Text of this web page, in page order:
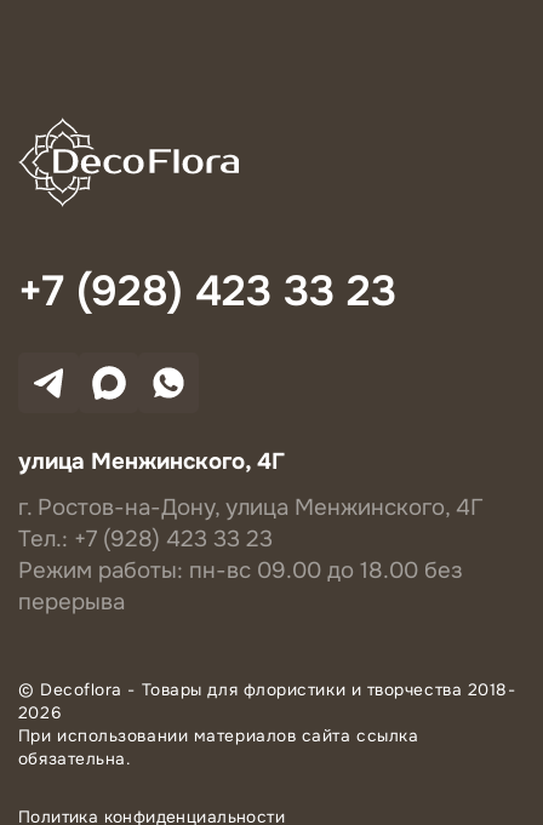
+7 (928) 423 33 23
улица Менжинского, 4Г
г. Ростов-на-Дону, улица Менжинского, 4Г
Тел.: +7 (928) 423 33 23
Режим работы: пн-вс 09.00 до 18.00 без
перерыва
© Decoflora - Товары для флористики и творчества 2018-
2026
При использовании материалов сайта ссылка
обязательна.
Политика конфиденциальности